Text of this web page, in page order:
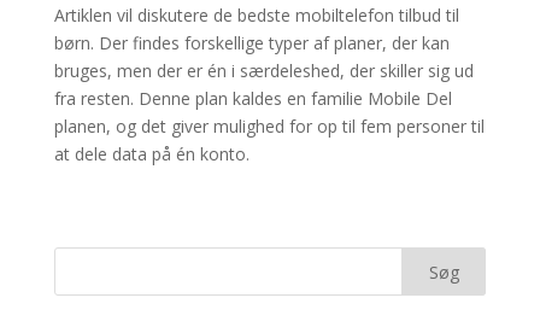
Artiklen vil diskutere de bedste mobiltelefon tilbud til
børn. Der findes forskellige typer af planer, der kan
bruges, men der er én i særdeleshed, der skiller sig ud
fra resten. Denne plan kaldes en familie Mobile Del
planen, og det giver mulighed for op til fem personer til
at dele data på én konto.